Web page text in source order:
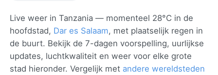
Live weer in Tanzania — momenteel 28°C in de
hoofdstad, Dar es Salaam, met plaatselijk regen in
de buurt. Bekijk de 7-dagen voorspelling, uurlijkse
updates, luchtkwaliteit en weer voor elke grote
stad hieronder. Vergelijk met andere wereldsteden